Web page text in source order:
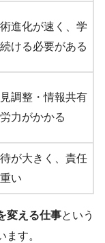
進化が速く、学
ける必要がある
調整・情報共有
力がかかる
が大きく、責任
い
変える仕事という
す。